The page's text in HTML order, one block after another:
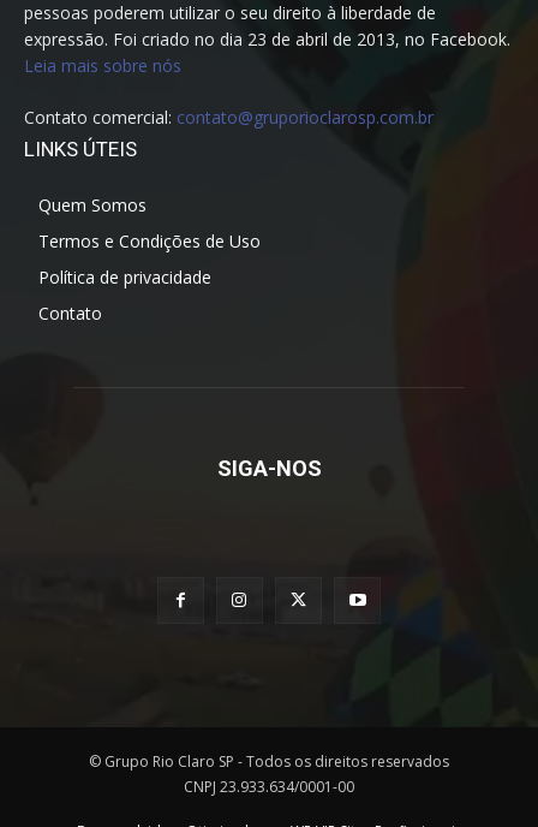
pessoas poderem utilizar o seu direito à liberdade de
expressão. Foi criado no dia 23 de abril de 2013, no Facebook.
Leia mais sobre nós
Contato comercial: contato@gruporioclarosp.com.br
LINKS ÚTEIS
Quem Somos
Termos e Condições de Uso
Política de privacidade
Contato
SIGA-NOS
© Grupo Rio Claro SP - Todos os direitos reservados
CNPJ 23.933.634/0001-00